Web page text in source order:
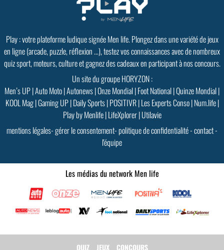
Play : votre plateforme ludique signée Men life. Plongez dans une variété de jeux
en ligne (arcade, puzzle, réflexion ...), testez vos connaissances avec de nombreux
quiz sport, moteurs, culture et gagnez des cadeaux en participant à nos concours.
Un site du groupe HORYZON :
Men’s UP|Auto Moto|Autonews|Onze Mondial|Foot National|Quinze Mondial|
KOOL Mag|Gaming UP|Daily Sports|POSITIVR|Les Experts Conso|Num.life|
Play by Menlife|LifeXplorer|Utilavie
mentions légales-gérer le consentement-politique de confidentialité-contact-
l'équipe
Les médias du network Men life
QUIZ JEUX CONCOURS